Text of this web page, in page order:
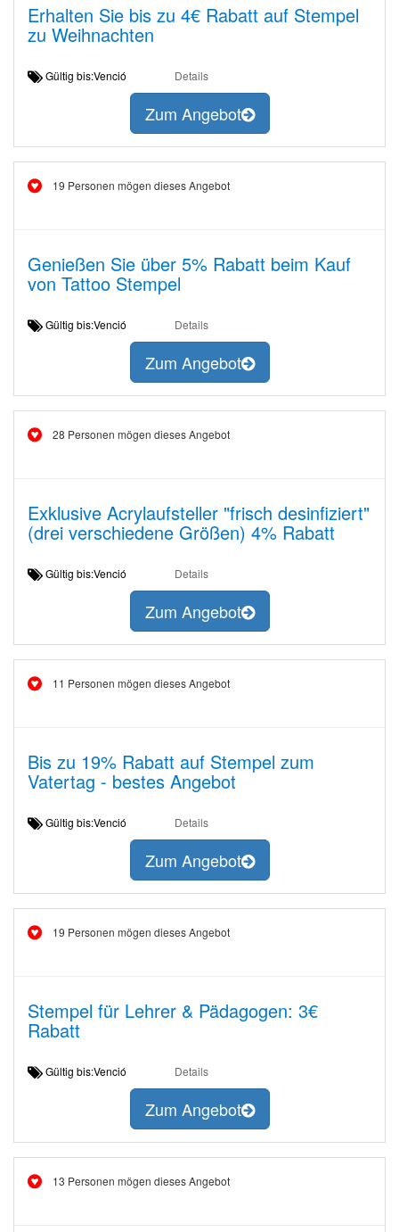
Erhalten Sie bis zu 4€ Rabatt auf Stempel
zu Weihnachten
Gültig bis:Venció Details
Zum Angebot
19 Personen mögen dieses Angebot
Genießen Sie über 5% Rabatt beim Kauf
von Tattoo Stempel
Gültig bis:Venció Details
Zum Angebot
28 Personen mögen dieses Angebot
Exklusive Acrylaufsteller "frisch desinfiziert"
(drei verschiedene Größen) 4% Rabatt
Gültig bis:Venció Details
Zum Angebot
11 Personen mögen dieses Angebot
Bis zu 19% Rabatt auf Stempel zum
Vatertag - bestes Angebot
Gültig bis:Venció Details
Zum Angebot
19 Personen mögen dieses Angebot
Stempel für Lehrer & Pädagogen: 3€
Rabatt
Gültig bis:Venció Details
Zum Angebot
13 Personen mögen dieses Angebot